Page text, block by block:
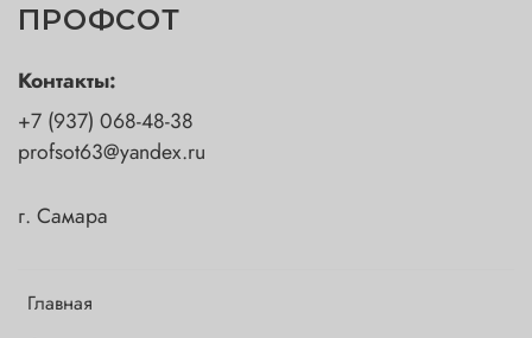
ПРОФСОТ
Главная
Контакты:
+7 (937) 068-48-38
profsot63@yandex.ru
г. Самара